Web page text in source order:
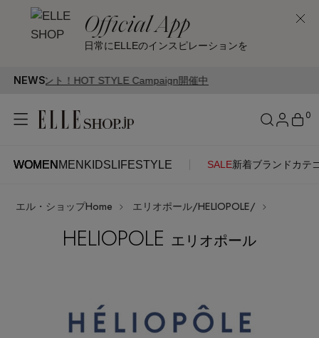
Official App
日常にELLEのインスピレーションを
NEWS
Campaign開催中
WOMEN MEN KIDS LIFESTYLE SALE新着ブランド カテ
0
WOMENMENKIDSLIFESTYLE
再入荷アイテム
ログイン
SEE RESULTS
エル・ショップHome エリオポール/HELIOPOLE/
HELIOPOLE エリオポール